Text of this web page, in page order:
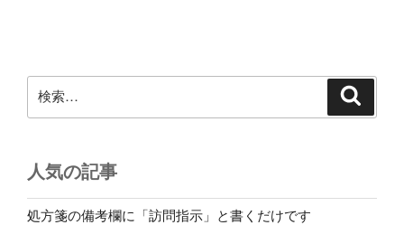
索:
人気の記事
処方箋の備考欄に「訪問指示」と書くだけです